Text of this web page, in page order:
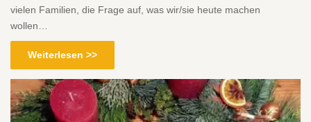
vielen Familien, die Frage auf, was wir/sie heute machen
wollen…
Weiterlesen >>